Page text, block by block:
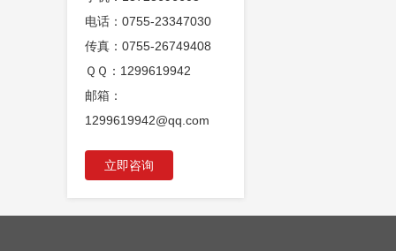
电话：0755-23347030
传真：0755-26749408
ＱＱ：1299619942
邮箱：
1299619942@qq.com
立即咨询